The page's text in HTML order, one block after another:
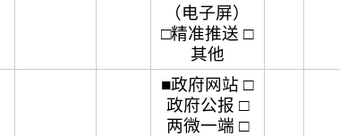
（电子屏）
□精准推送 □
其他
■政府网站 □
政府公报 □
两微一端 □